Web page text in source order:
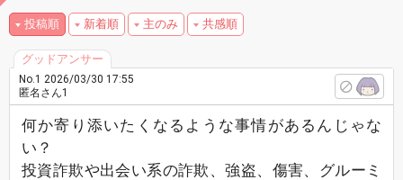
投稿順 新着順 主のみ 共感順
No.1 2026/03/30 17:55
匿名さん1
何か寄り添いたくなるような事情があるんじゃな
い？
投資詐欺や出会い系の詐欺、強盗、傷害、グルーミ